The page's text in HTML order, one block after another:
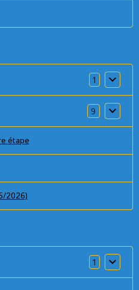
1
9
étape
2026)
1